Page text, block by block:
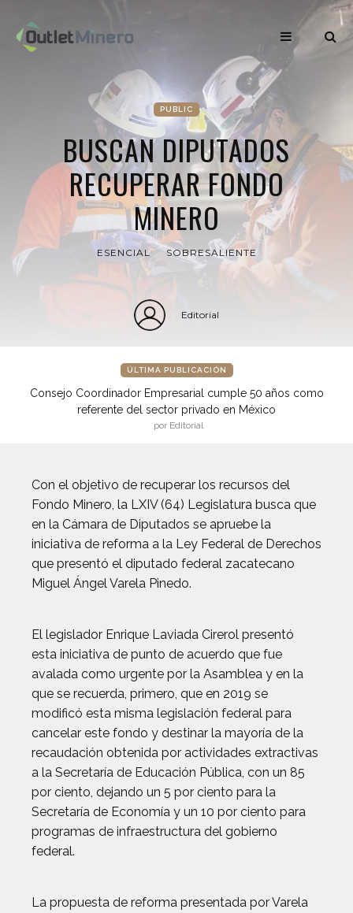
PUBLIC
BUSCAN DIPUTADOS
RECUPERAR FONDO
MINERO
ESENCIAL SOBRESALIENTE
Editorial
ÚLTIMA PUBLICACIÓN
Consejo Coordinador Empresarial cumple 50 años como
referente del sector privado en México
por Editorial
Con el objetivo de recuperar los recursos del
Fondo Minero, la LXIV (64) Legislatura busca que
en la Cámara de Diputados se apruebe la
iniciativa de reforma a la Ley Federal de Derechos
que presentó el diputado federal zacatecano
Miguel Ángel Varela Pinedo.
El legislador Enrique Laviada Cirerol presentó
esta iniciativa de punto de acuerdo que fue
avalada como urgente por la Asamblea y en la
que se recuerda, primero, que en 2019 se
modificó esta misma legislación federal para
cancelar este fondo y destinar la mayoría de la
recaudación obtenida por actividades extractivas
a la Secretaría de Educación Pública, con un 85
por ciento, dejando un 5 por ciento para la
Secretaría de Economía y un 10 por ciento para
programas de infraestructura del gobierno
federal.
La propuesta de reforma presentada por Varela